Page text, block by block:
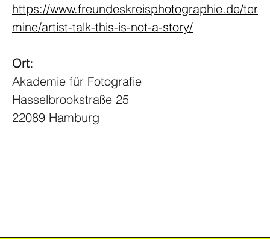
https://www.freundeskreisphotographie.de/ter
mine/artist-talk-this-is-not-a-story/
Ort:
Akademie für Fotografie
Hasselbrookstraße 25
22089 Hamburg
FOODER